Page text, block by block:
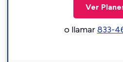
Ver
o llamar833-